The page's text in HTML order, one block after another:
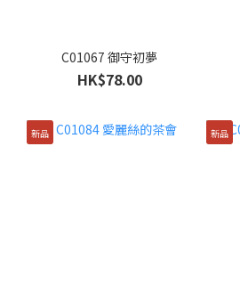
C01067 御守初夢
HK$78.00
新品 新品